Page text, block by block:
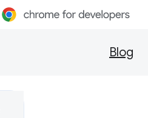
Blog